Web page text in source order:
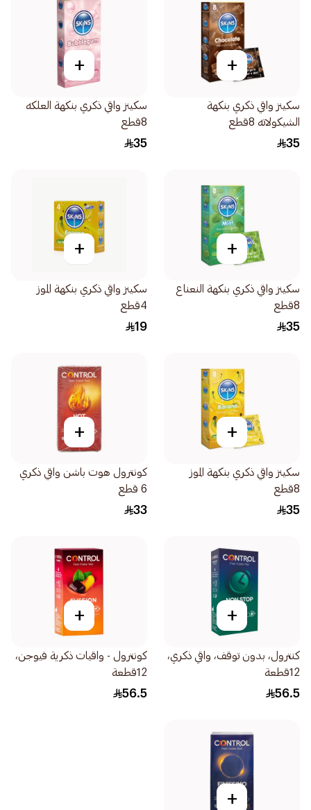
+
سكينز واقي ذكري بنكهة
الشيكولاته 8قطع
35
+
سكينز واقي ذكري بنكهة العلكه
8قطع
35
+
سكينز واقي ذكري بنكهة النعناع
8قطع
35
+
سكينز واقي ذكري بنكهة الموز
4قطع
19
+
سكينز واقي ذكري بنكهة الموز
8قطع
35
+
كونترول هوت باشن واقي ذكري
6 قطع
33
+
كنترول، بدون توقف، واقي ذكري،
12قطعة
56.5
+
كونترول - واقيات ذكرية فيوجن،
12قطعة
56.5
+